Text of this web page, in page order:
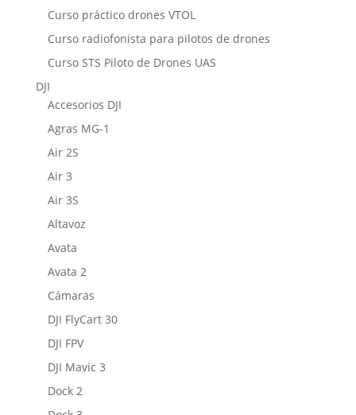
Curso práctico drones VTOL
Curso radiofonista para pilotos de drones
Curso STS Piloto de Drones UAS
DJI
Accesorios DJI
Agras MG-1
Air 2S
Air 3
Air 3S
Altavoz
Avata
Avata 2
Cámaras
DJI FlyCart 30
DJI FPV
DJI Mavic 3
Dock 2